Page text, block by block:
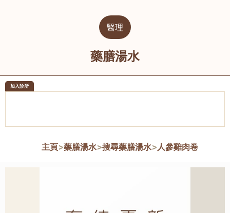
醫理
藥膳湯水
加入診所
主頁>藥膳湯水>搜尋藥膳湯水>人參雞肉卷